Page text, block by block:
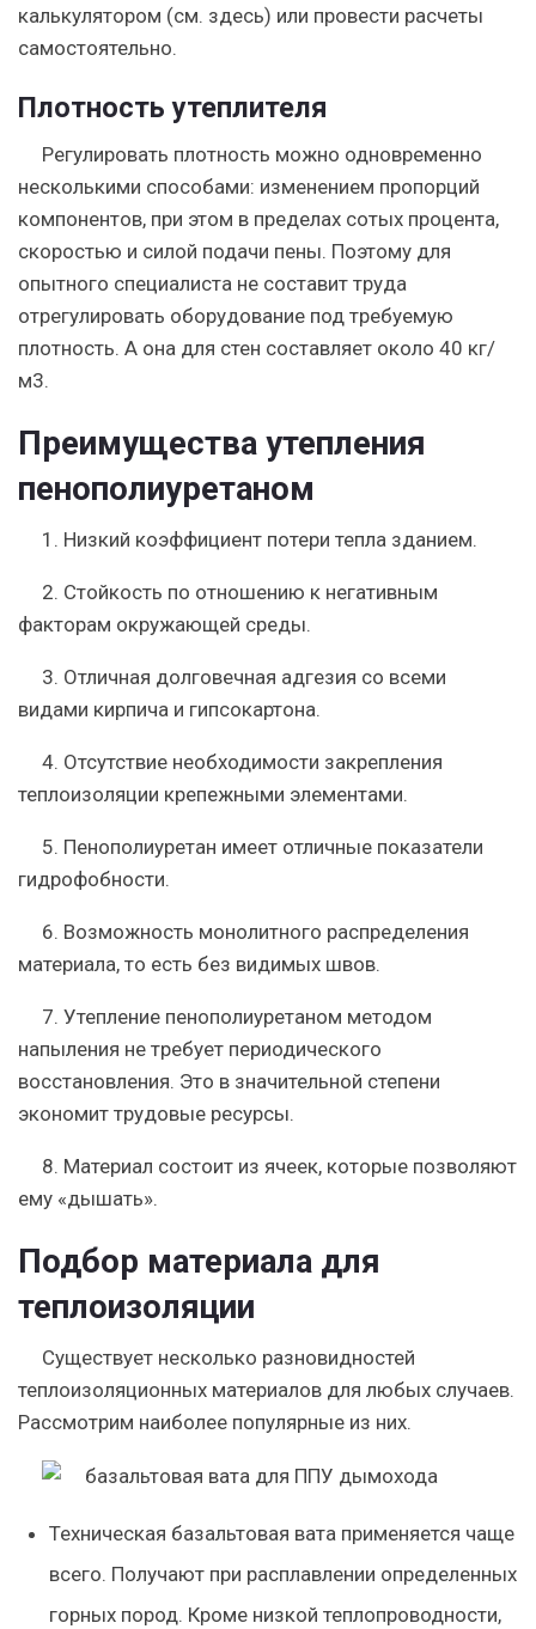
калькулятором (см. здесь) или провести расчеты
самостоятельно.
Плотность утеплителя
Регулировать плотность можно одновременно
несколькими способами: изменением пропорций
компонентов, при этом в пределах сотых процента,
скоростью и силой подачи пены. Поэтому для
опытного специалиста не составит труда
отрегулировать оборудование под требуемую
плотность. А она для стен составляет около 40 кг/
м3.
Преимущества утепления
пенополиуретаном
1. Низкий коэффициент потери тепла зданием.
2. Стойкость по отношению к негативным
факторам окружающей среды.
3. Отличная долговечная адгезия со всеми
видами кирпича и гипсокартона.
4. Отсутствие необходимости закрепления
теплоизоляции крепежными элементами.
5. Пенополиуретан имеет отличные показатели
гидрофобности.
6. Возможность монолитного распределения
материала, то есть без видимых швов.
7. Утепление пенополиуретаном методом
напыления не требует периодического
восстановления. Это в значительной степени
экономит трудовые ресурсы.
8. Материал состоит из ячеек, которые позволяют
ему «дышать».
Подбор материала для
теплоизоляции
Существует несколько разновидностей
теплоизоляционных материалов для любых случаев.
Рассмотрим наиболее популярные из них.
Техническая базальтовая вата применяется чаще
всего. Получают при расплавлении определенных
горных пород. Кроме низкой теплопроводности,